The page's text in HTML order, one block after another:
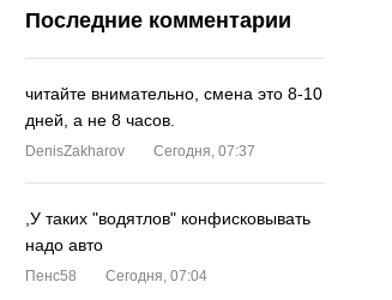
Последние комментарии
читайте внимательно, смена это 8-10
дней, а не 8 часов.
DenisZakharov Сегодня, 07:37
,У таких "водятлов" конфисковывать
надо авто
Пенс58 Сегодня, 07:04